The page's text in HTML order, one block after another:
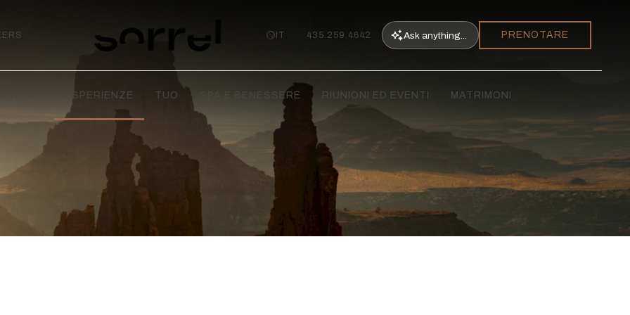
IT 435.259.4642 Ask anything... PRENOTARE
ESPERIENZE TUO SPA E BENESSERE RIUNIONI ED EVENTI MATRIMONI